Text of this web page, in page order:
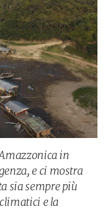
in
e ci mostra
sia sempre più
e la